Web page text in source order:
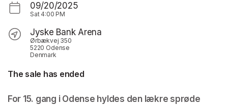
09/20/2025
Sat 4:00 PM
Jyske Bank Arena
Ørbækvej 350
5220 Odense
Denmark
The sale has ended
For 15. gang i Odense hyldes den lækre sprøde